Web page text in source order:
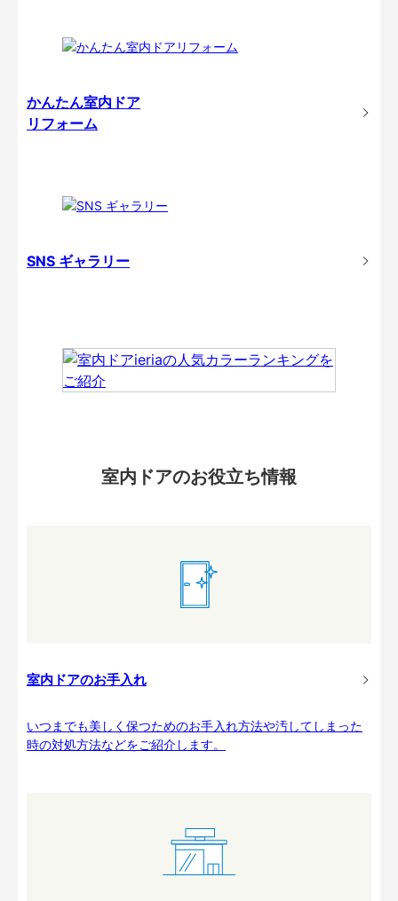
かんたん室内ドア
リフォーム
SNS ギャラリー
室内ドアのお役立ち情報
室内ドアのお手入れ
いつまでも美しく保つためのお手入れ方法や汚してしまった
時の対処方法などをご紹介します。